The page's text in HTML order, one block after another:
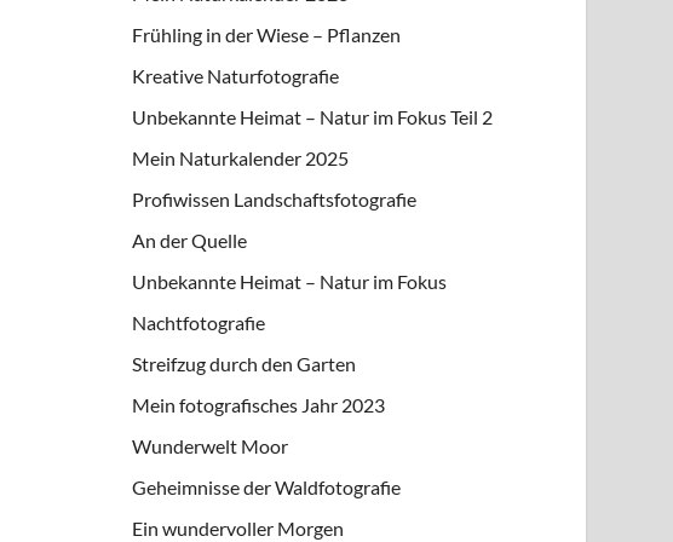
Frühling in der Wiese – Pflanzen
Kreative Naturfotografie
Unbekannte Heimat – Natur im Fokus Teil 2
Mein Naturkalender 2025
Profiwissen Landschaftsfotografie
An der Quelle
Unbekannte Heimat – Natur im Fokus
Nachtfotografie
Streifzug durch den Garten
Mein fotografisches Jahr 2023
Wunderwelt Moor
Geheimnisse der Waldfotografie
Ein wundervoller Morgen